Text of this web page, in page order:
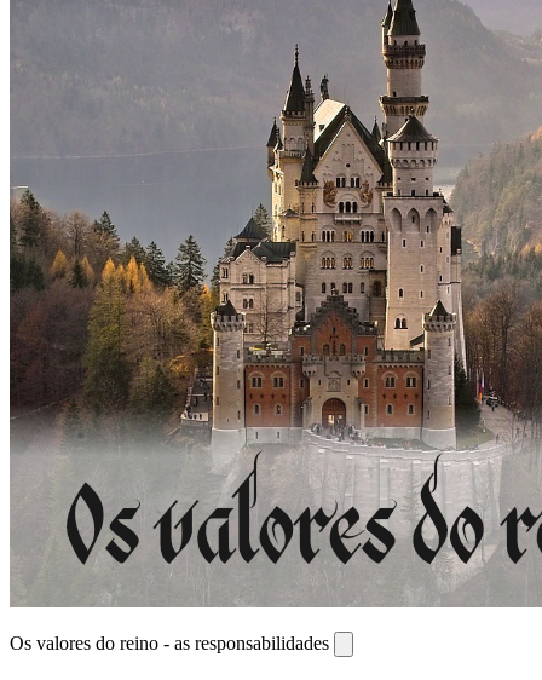
Os valores do reino - as responsabilidades